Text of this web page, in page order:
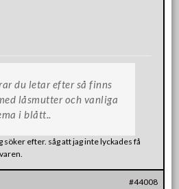
du letar efter så finns
låsmutter och vanliga
i blått..
efter. såg att jag inte lyckades få
#44008